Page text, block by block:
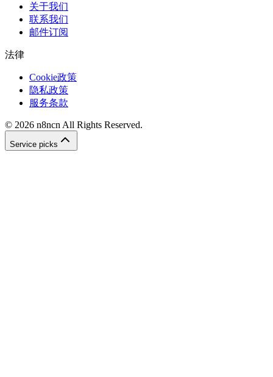
关于我们
联系我们
邮件订阅
法律
Cookie政策
隐私政策
服务条款
© 2026 n8ncn All Rights Reserved.
Service picks